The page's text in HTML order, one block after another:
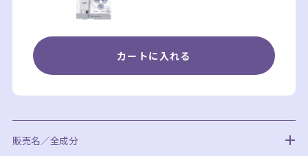
カートに入れる
販売名／全成分